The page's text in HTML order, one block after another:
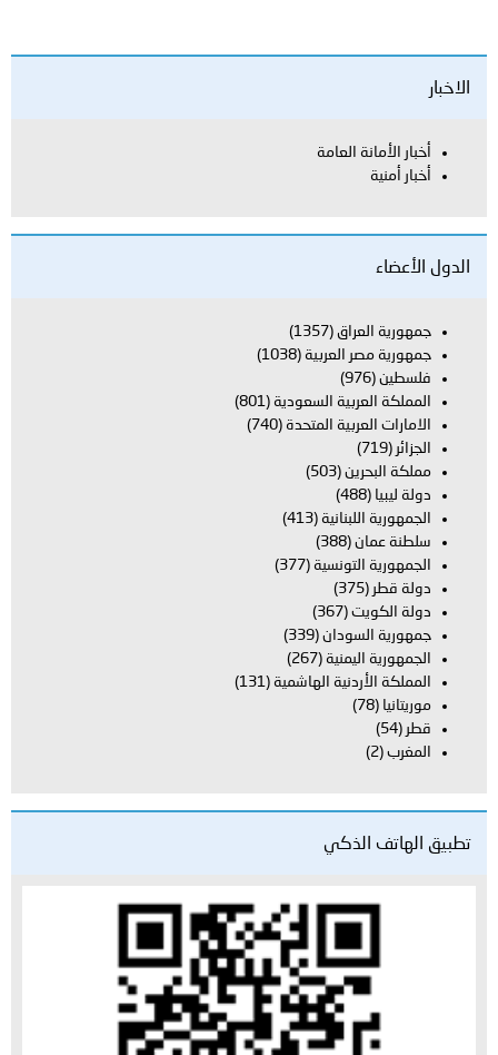
الاخبار
أخبار الأمانة العامة
أخبار أمنية
الدول الأعضاء
جمهورية العراق (1357)
جمهورية مصر العربية (1038)
فلسطين (976)
المملكة العربية السعودية (801)
الامارات العربية المتحدة (740)
الجزائر (719)
مملكة البحرين (503)
دولة ليبيا (488)
الجمهورية اللبنانية (413)
سلطنة عمان (388)
الجمهورية التونسية (377)
دولة قطر (375)
دولة الكويت (367)
جمهورية السودان (339)
الجمهورية اليمنية (267)
المملكة الأردنية الهاشمية (131)
موريتانيا (78)
قطر (54)
المغرب (2)
تطبيق الهاتف الذكي